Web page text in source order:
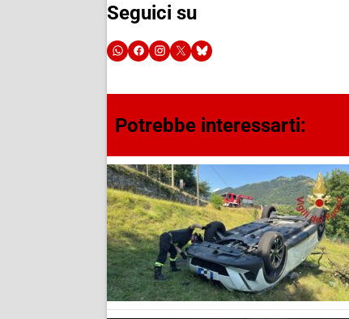
Seguici su
Potrebbe interessarti: